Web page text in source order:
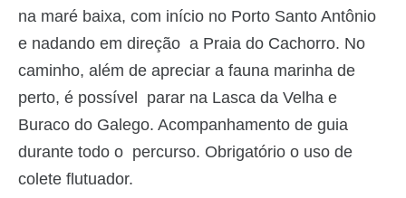
na maré baixa, com início no Porto Santo Antônio
e nadando em direção a Praia do Cachorro. No
caminho, além de apreciar a fauna marinha de
perto, é possível parar na Lasca da Velha e
Buraco do Galego. Acompanhamento de guia
durante todo o percurso. Obrigatório o uso de
colete flutuador.